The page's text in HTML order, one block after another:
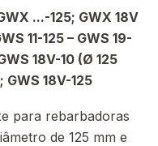
...-125; GWX 18V
11-125 – GWS 19-
18V-10 (Ø 125
GWS 18V-125
para rebarbadoras
de 125 mm e